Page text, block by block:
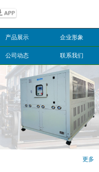
产品展示 企业形象
公司动态 联系我们
更多
搜索